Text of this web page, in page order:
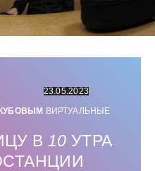
23.05.2023
ВИРТУАЛЬНЫЕ
В 10 УТРА